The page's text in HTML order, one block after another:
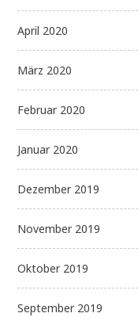
April 2020
März 2020
Februar 2020
Januar 2020
Dezember 2019
November 2019
Oktober 2019
September 2019